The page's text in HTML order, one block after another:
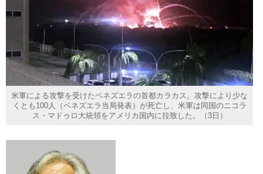
米軍による攻撃を受けたベネズエラの首都カラカス。攻撃により少な
くとも100人（ベネズエラ当局発表）が死亡し、米軍は同国のニコラ
ス・マドゥロ大統領をアメリカ国内に拉致した。（3日）